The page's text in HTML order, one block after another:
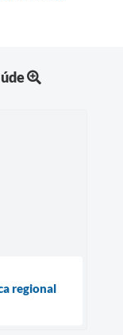
regional